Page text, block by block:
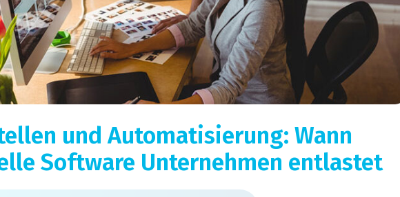
und Automatisierung: Wann
Software Unternehmen entlastet